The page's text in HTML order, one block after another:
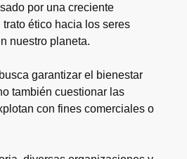
por una creciente
ético hacia los seres
nuestro planeta.
garantizar el bienestar
también cuestionar las
con fines comerciales o